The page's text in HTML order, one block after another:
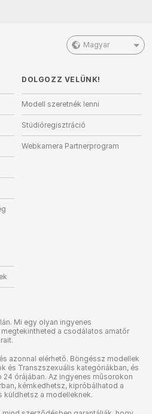
Magyar
DOLGOZZ VELÜNK!
Modell szeretnék lenni
Stúdióregisztráció
Webkamera Partnerprogram
Mi egy olyan ingyenes
a csodálatos amatőr
azonnal elérhető. Böngéssz modellek
és Transzszexuális kategóriákban, és
órájában. Az ingyenes műsorokon
kémkedhetsz, kipróbálhatod a
küldhetsz a modelleknek.